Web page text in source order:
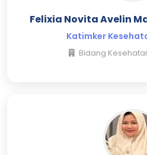
Felixia Novita Avelin
Katimker
Bidang